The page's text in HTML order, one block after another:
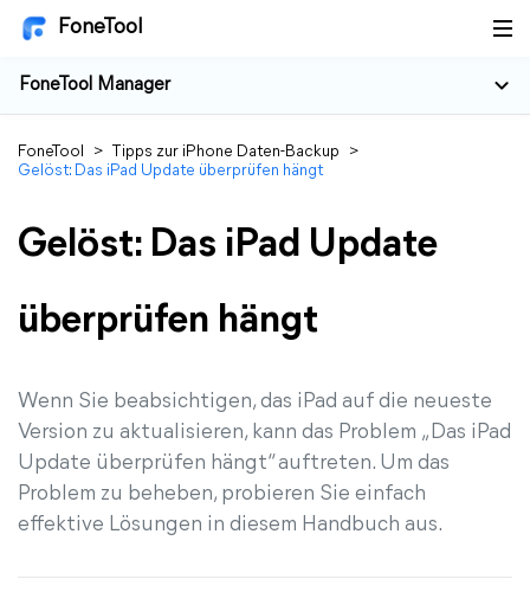
FoneTool
FoneTool Manager
FoneTool > Tipps zur iPhone Daten-Backup
>
Gelöst: Das iPad Update überprüfen hängt
Gelöst: Das iPad Update
überprüfen hängt
Wenn Sie beabsichtigen, das iPad auf die neueste
Version zu aktualisieren, kann das Problem „Das iPad
Update überprüfen hängt“ auftreten. Um das
Problem zu beheben, probieren Sie einfach
effektive Lösungen in diesem Handbuch aus.